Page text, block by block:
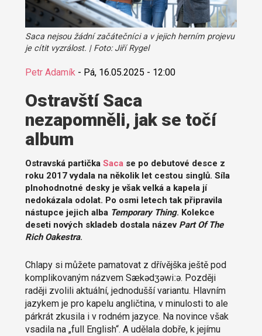
Saca nejsou žádní začátečníci a v jejich herním projevu
je cítit vyzrálost. | Foto: Jiří Rygel
Petr Adamík- Pá, 16.05.2025 - 12:00
Ostravští Saca
nezapomněli, jak se točí
album
Ostravská partička Sacase po debutové desce z
roku 2017 vydala na několik let cestou singlů. Síla
plnohodnotné desky je však velká a kapela jí
nedokázala odolat. Po osmi letech tak připravila
nástupce jejich alba Temporary Thing. Kolekce
deseti nových skladeb dostala název Part Of The
Rich Oakestra.
Chlapy si můžete pamatovat z dřívějška ještě pod
komplikovaným názvem Sækədʒəwiːə. Později
raději zvolili aktuální, jednodušší variantu. Hlavním
jazykem je pro kapelu angličtina, v minulosti to ale
párkrát zkusila i v rodném jazyce. Na novince však
vsadila na „full English“. A udělala dobře, k jejímu